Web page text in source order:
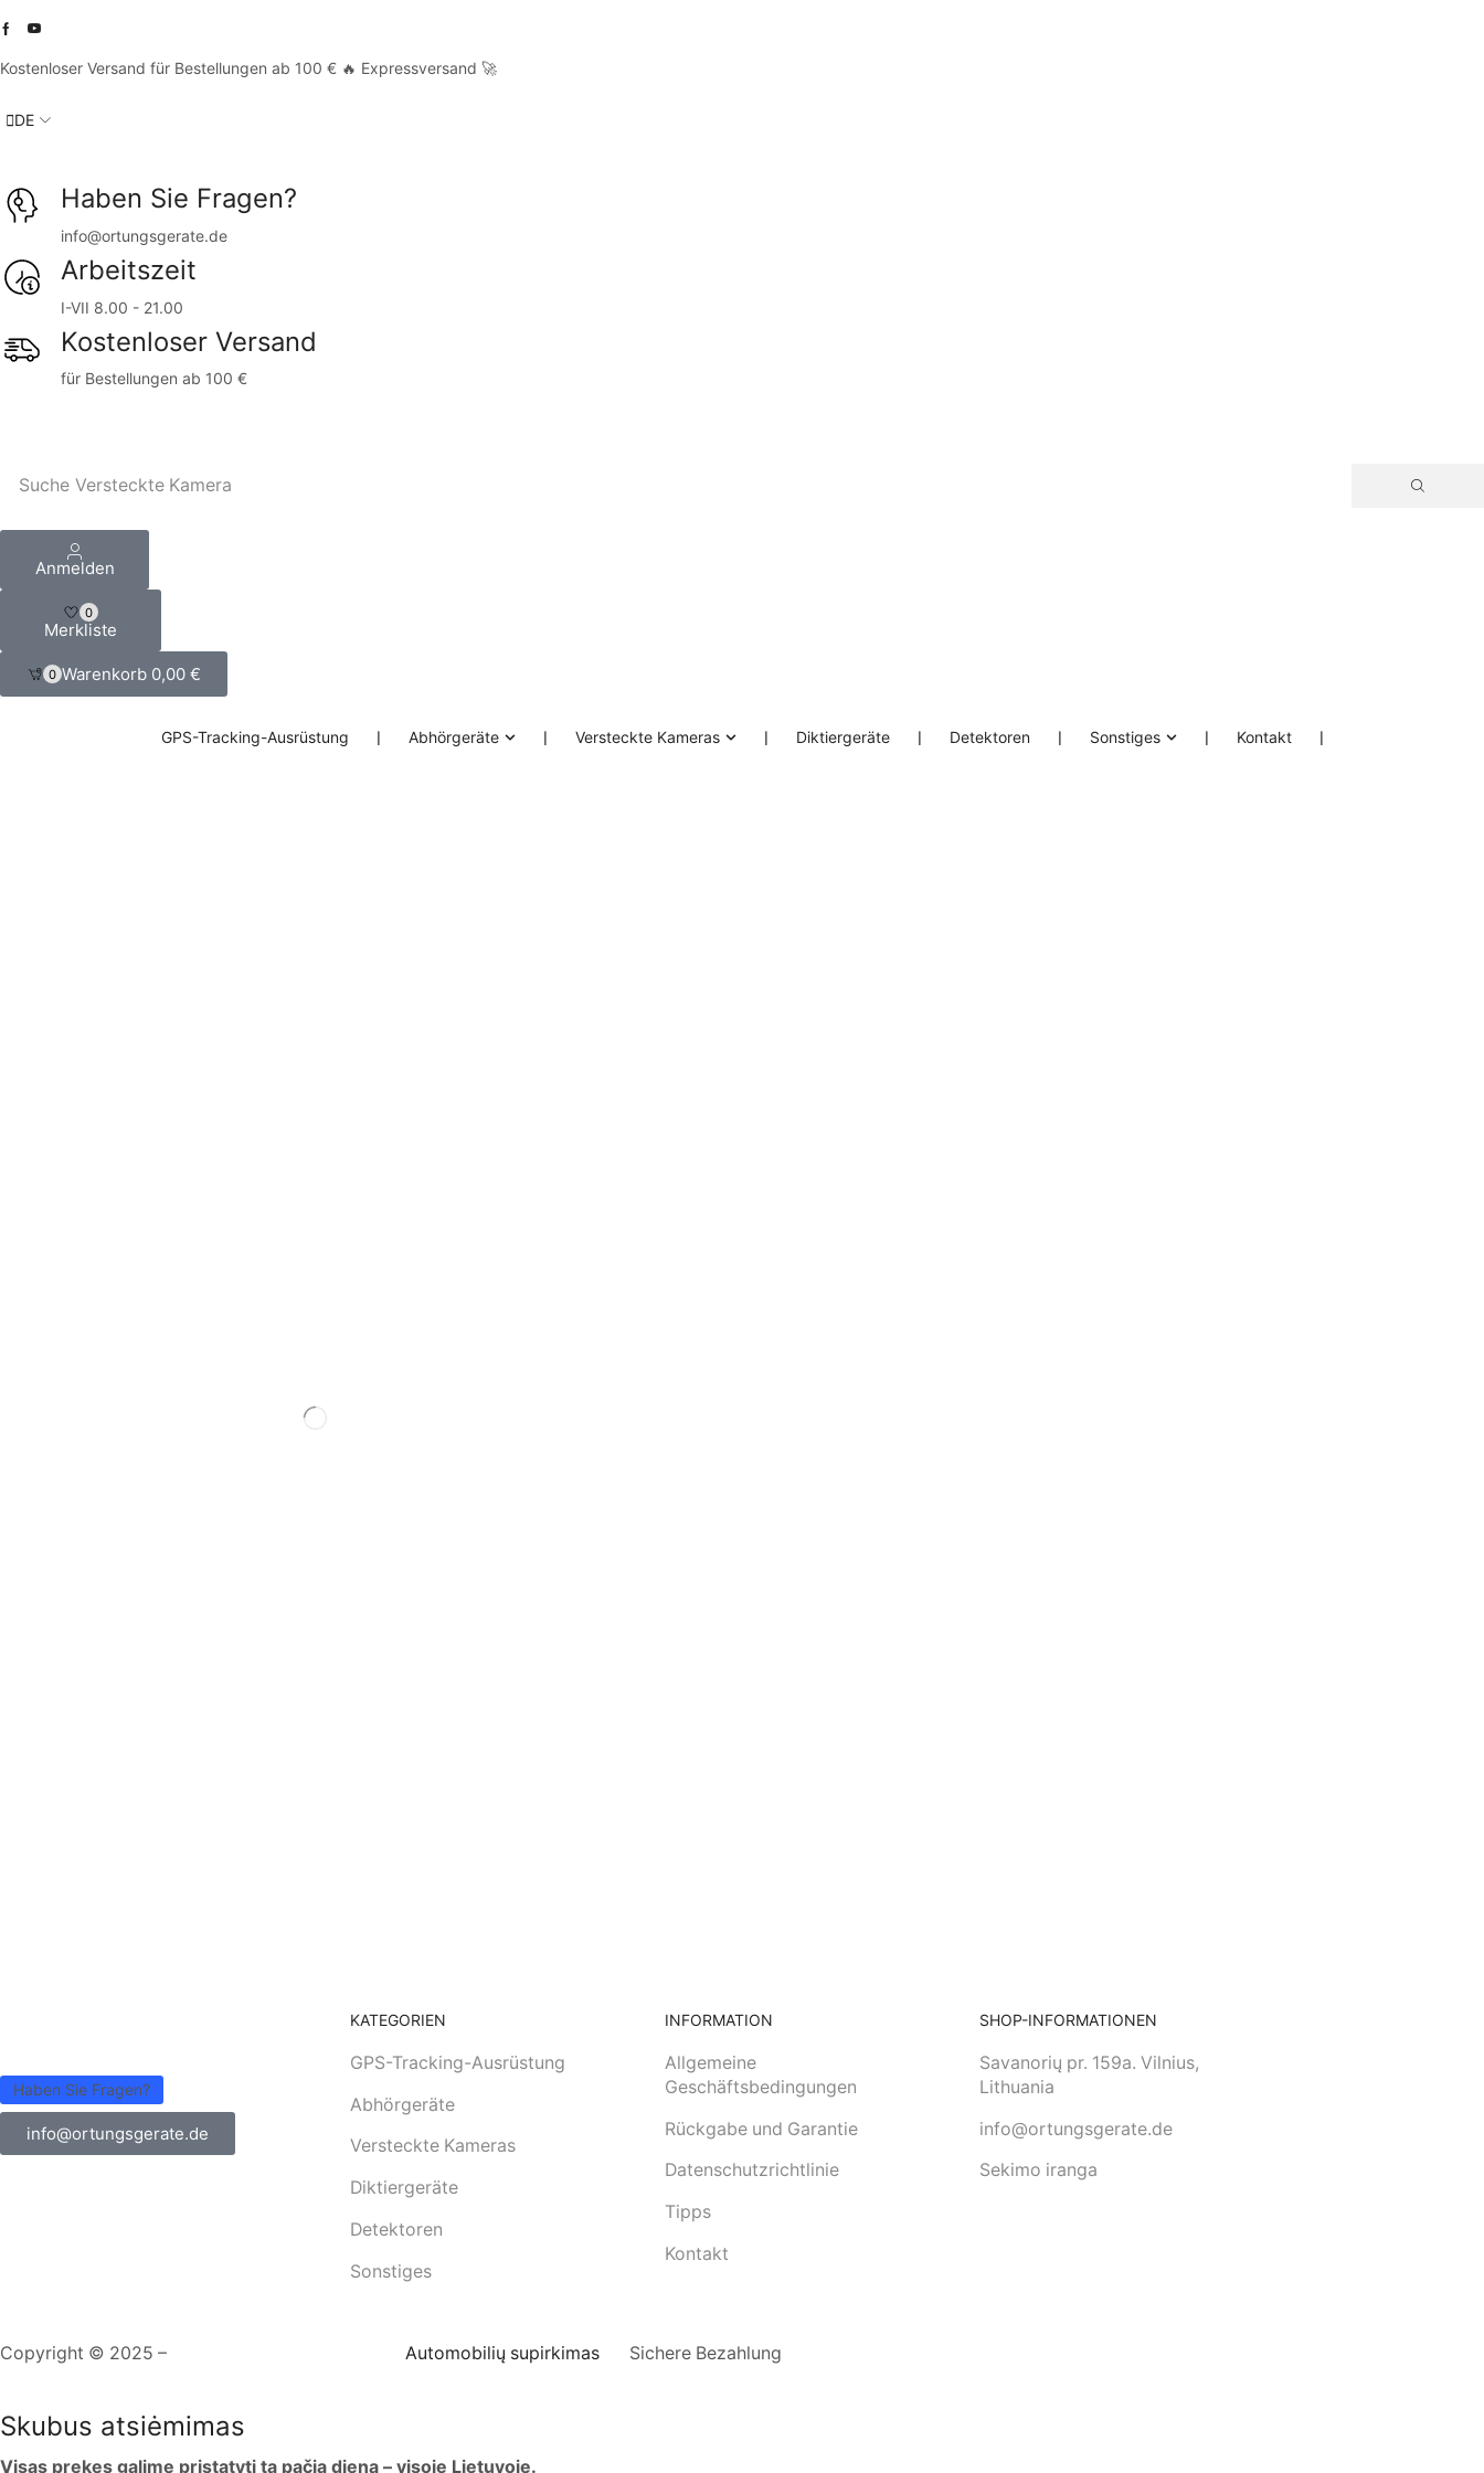
Kostenloser Versand für Bestellungen ab 100 € 🔥 Expressversand 🚀
DE
Haben Sie Fragen?
info@ortungsgerate.de
Arbeitszeit
I-VII 8.00 - 21.00
Kostenloser Versand
für Bestellungen ab 100 €
Suche Versteckte Kamera
Anmelden
0
Merkliste
0 Warenkorb 0,00 €
GPS-Tracking-Ausrüstung ❘ Abhörgeräte ❘ Versteckte Kameras ❘ Diktiergeräte ❘ Detektoren ❘ Sonstiges ❘ Kontakt ❘
Haben Sie Fragen?
info@ortungsgerate.de
KATEGORIEN
GPS-Tracking-Ausrüstung
Abhörgeräte
Versteckte Kameras
Diktiergeräte
Detektoren
Sonstiges
INFORMATION
Allgemeine
Geschäftsbedingungen
Rückgabe und Garantie
Datenschutzrichtlinie
Tipps
Kontakt
SHOP-INFORMATIONEN
Savanorių pr. 159a. Vilnius,
Lithuania
info@ortungsgerate.de
Sekimo iranga
Copyright © 2025 – Automobilių supirkimas Sichere Bezahlung
Skubus atsiėmimas
Visas prekes galime pristatyti ta pačia dieną – visoje Lietuvoje.